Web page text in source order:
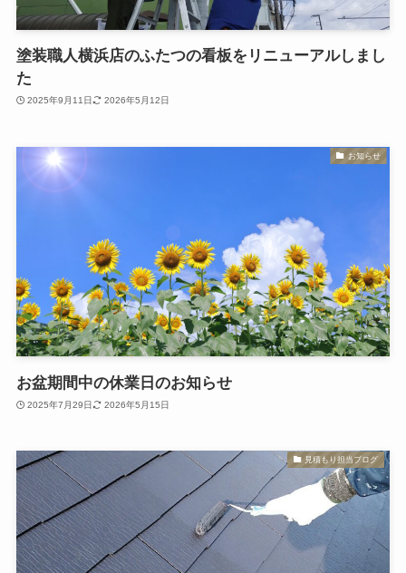
塗装職人横浜店のふたつの看板をリニューアルしまし
た
2025年9月11日 2026年5月12日
お知らせ
お盆期間中の休業日のお知らせ
2025年7月29日 2026年5月15日
見積もり担当ブログ